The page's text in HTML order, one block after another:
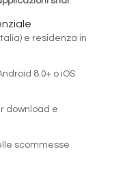
e residenza in
8.0+ o iOS
download e
scommesse